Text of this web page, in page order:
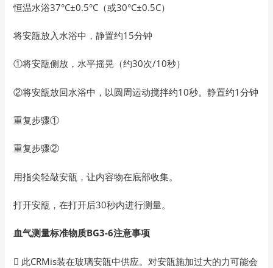
恒温水浴37°C±0.5°C（或30°C±0.5C）
将安瓿放入水浴中，静置约15分钟
①将安瓿侧放，水平摇晃（约30次/10秒）
②将安瓿放回水浴中，以圆周运动搅拌约10秒。静置约1分钟
重复步骤①
重复步骤②
用指尖轻敲安瓿，让内容物在底部收集。
打开安瓿，在打开后30秒内进行测量。
血气测量标准物质BG3-6注意事项
 此CRMis装在玻璃安瓿中供应。对安瓿施加过大的力可能会